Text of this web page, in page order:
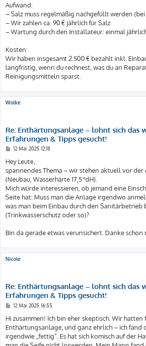
Aufwand:
– Salz muss regelmäßig nachgefüllt werden
– Wir zahlen ca. 90 € jährlich für Salz
– Wartung durch den Installateur: einmal
Kosten:
Wir haben insgesamt 2.500 € bezahlt inkl.
langfristig, wenn du rechnest, was du an
Reinigungsmitteln sparst.
Wolke
Re: Enthärtungsanlage – lohnt sich das
Erfahrungen & Tipps gesucht!
B
i
t
r
a
g
12 Mai 2025 12:18
Hey Leute,
spannendes Thema – wir stehen aktuell vor der
(Neubau, Wasserhärte 17,5 °dH).
Mich würde interessieren, ob jemand eine
Seite hat: Muss man die Anlage irgendwo
was man beim Einbau durch den Sanitärbetrieb
(Trinkwasserschutz oder so)?
Bin da gerade etwas verunsichert. Danke schon
Nicole
Re: Enthärtungsanlage – lohnt sich das
Erfahrungen & Tipps gesucht!
B
i
t
r
a
g
12 Mai 2025 16:55
Hi zusammen! Ich bin eher skeptisch. Wir hatten
Enthärtungsanlage, und ganz ehrlich – ich fand
irgendwie „fettig“. Es hat sich komisch auf der